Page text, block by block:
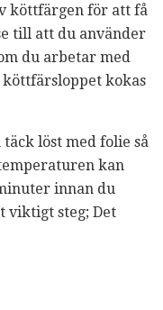
köttfärgen för att få
till att du använder
du arbetar med
kokas
löst med folie så
kan
innan du
viktigt steg; Det